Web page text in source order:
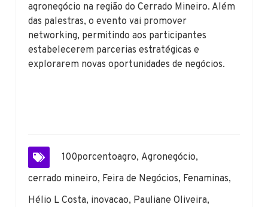
agronegócio na região do Cerrado Mineiro. Além
das palestras, o evento vai promover
networking, permitindo aos participantes
estabelecerem parcerias estratégicas e
explorarem novas oportunidades de negócios.
100porcentoagro, Agronegócio,
cerrado mineiro, Feira de Negócios, Fenaminas,
Hélio L Costa, inovacao, Pauliane Oliveira,